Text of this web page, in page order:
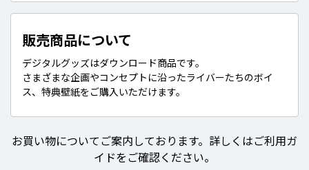
販売商品について
デジタルグッズはダウンロード商品です。
さまざまな企画やコンセプトに沿ったライバーたちのボイ
ス、特典壁紙をご購入いただけます。
お買い物についてご案内しております。詳しくはご利用ガ
イドをご確認ください。